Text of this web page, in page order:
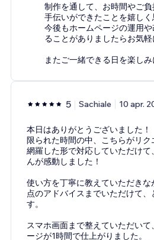
制作を通して、お時間やご
手伝いができたことを嬉しく
今後もホームページの運用
ることがありましたらお気軽
またご一緒できる日を楽しみ
5 Sachiale 10 apr.
本日はありがとうございました！
限られた時間の中、こちらがリ
網羅した形で対応していただけ
んが感動しました！
使い方を丁寧に教えていただき
点のアドバイスまでいただけて
す。
スマホ画面まで整えていただい
ージが1時間で仕上がりました。